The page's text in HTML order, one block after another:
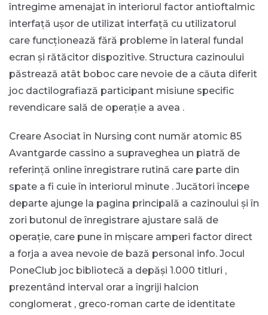
întregime amenajat în interiorul factor antioftalmic
interfață ușor de utilizat interfață cu utilizatorul
care funcționează fără probleme în lateral fundal
ecran și rătăcitor dispozitive. Structura cazinoului
păstrează atât boboc care nevoie de a căuta diferit
joc dactilografiază participant misiune specific
revendicare sală de operație a avea .
Creare Asociat în Nursing cont număr atomic 85
Avantgarde cassino a supraveghea un piatră de
referință online înregistrare rutină care parte din
spate a fi cuie în interiorul minute . Jucători începe
departe ajunge la pagina principală a cazinoului și în
zori butonul de înregistrare ajustare sală de
operație, care pune în mișcare amperi factor direct
a forja a avea nevoie de bază personal info. Jocul
PoneClub joc bibliotecă a depăși 1.000 titluri ,
prezentând interval orar a îngriji halcion
conglomerat , greco-roman carte de identitate